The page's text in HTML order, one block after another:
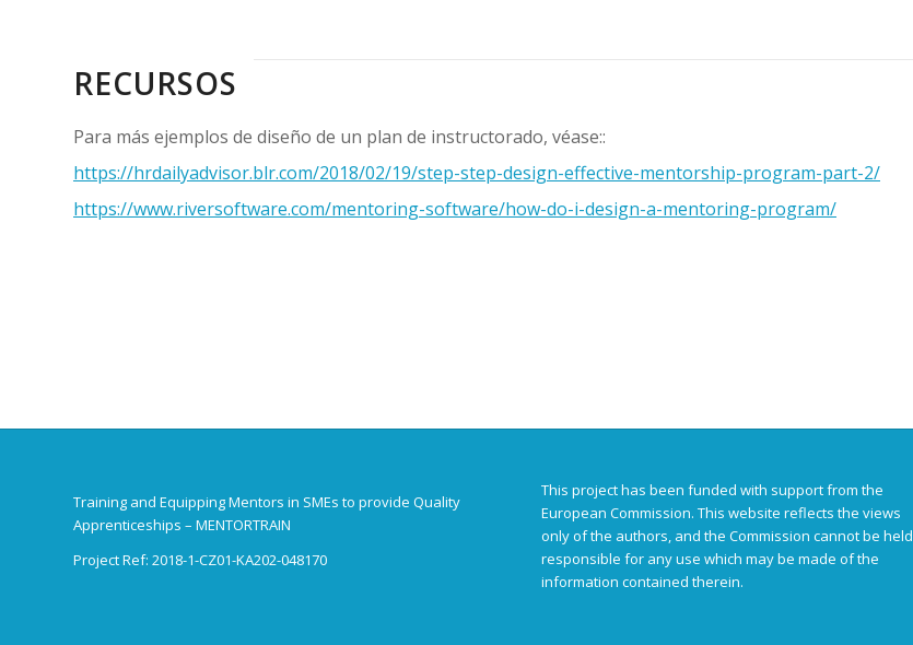
RECURSOS
Para más ejemplos de diseño de un plan de instructorado, véase::
https://hrdailyadvisor.blr.com/2018/02/19/step-step-design-effective-mentorship-program-part-2/
https://www.riversoftware.com/mentoring-software/how-do-i-design-a-mentoring-program/
Training and Equipping Mentors in SMEs to provide Quality
Apprenticeships – MENTORTRAIN
Project Ref: 2018-1-CZ01-KA202-048170
This project has been funded with support from the
European Commission. This website reflects the views
only of the authors, and the Commission cannot be held
responsible for any use which may be made of the
information contained therein.